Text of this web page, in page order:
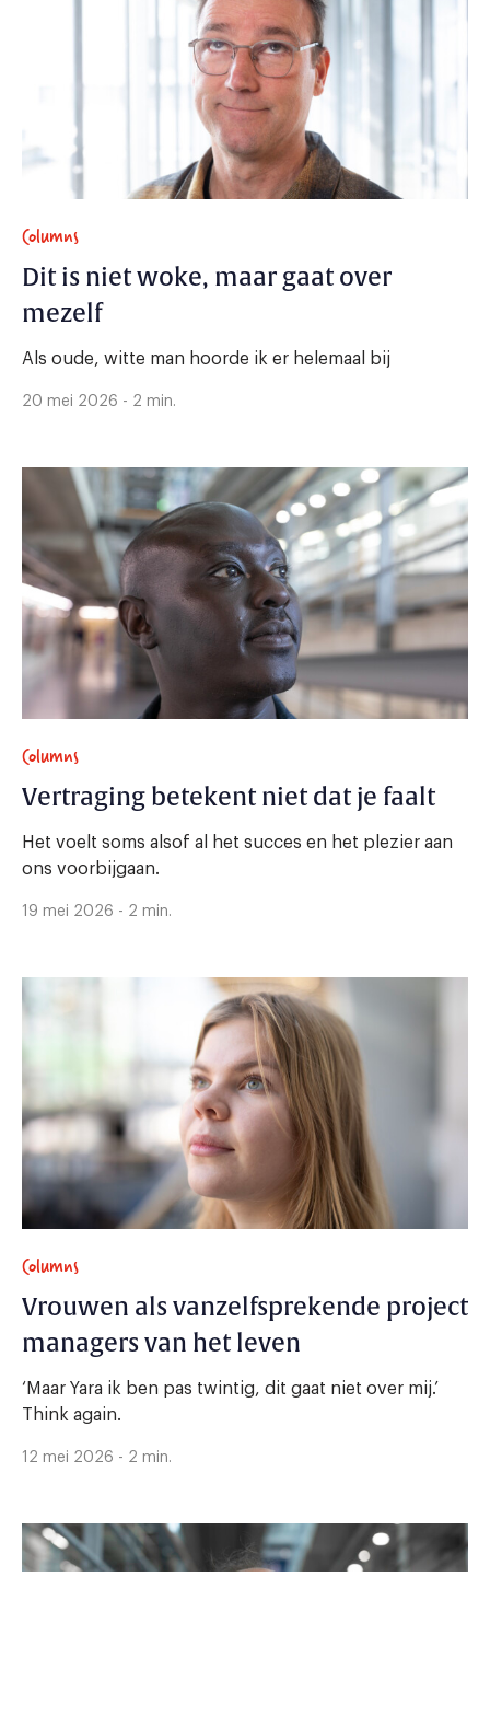
Columns
Dit is niet woke, maar gaat over
mezelf
Als oude, witte man hoorde ik er helemaal bij
20 mei 2026 - 2 min.
Columns
Vertraging betekent niet dat je faalt
Het voelt soms alsof al het succes en het plezier aan
ons voorbijgaan.
19 mei 2026 - 2 min.
Columns
Vrouwen als vanzelfsprekende project
managers van het leven
‘Maar Yara ik ben pas twintig, dit gaat niet over mij.’
Think again.
12 mei 2026 - 2 min.